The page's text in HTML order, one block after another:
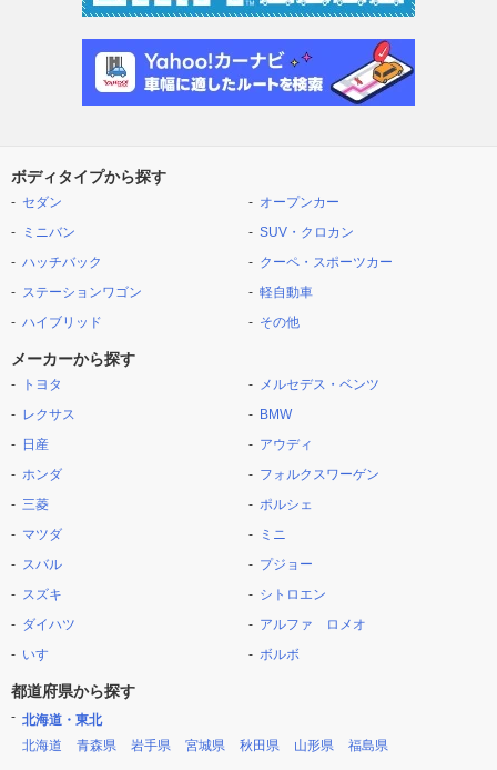
ボディタイプから探す
セダン
ミニバン
ハッチバック
ステーションワゴン
ハイブリッド
オープンカー
SUV・クロカン
クーペ・スポーツカー
軽自動車
その他
メーカーから探す
トヨタ
レクサス
日産
ホンダ
三菱
マツダ
スバル
スズキ
ダイハツ
いすゞ
メルセデス・ベンツ
BMW
アウディ
フォルクスワーゲン
ポルシェ
ミニ
プジョー
シトロエン
アルファ ロメオ
ボルボ
都道府県から探す
北海道・東北
北海道
青森県 岩手県 宮城県 秋田県 山形県 福島県